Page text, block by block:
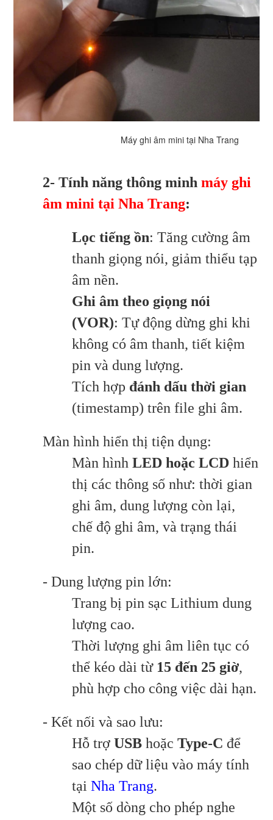
Máy ghi âm mini tại Nha Trang
2- Tính năng thông minhmáy ghi
âm mini tại Nha Trang:
Lọc tiếng ồn: Tăng cường âm
thanh giọng nói, giảm thiểu tạp
âm nền.
Ghi âm theo giọng nói
(VOR): Tự động dừng ghi khi
không có âm thanh, tiết kiệm
pin và dung lượng.
Tích hợp đánh dấu thời gian
(timestamp) trên file ghi âm.
Màn hình hiển thị tiện dụng:
Màn hìnhLED hoặc LCD hiển
thị các thông số như: thời gian
ghi âm, dung lượng còn lại,
chế độ ghi âm, và trạng thái
pin.
- Dung lượng pin lớn:
Trang bị pin sạc Lithium dung
lượng cao.
Thời lượng ghi âm liên tục có
thể kéo dài từ 15 đến 25 giờ,
phù hợp cho công việc dài hạn.
- Kết nối và sao lưu:
Hỗ trợUSB hoặcType-C để
sao chép dữ liệu vào máy tính
tạiNha Trang.
Một số dòng cho phép nghe